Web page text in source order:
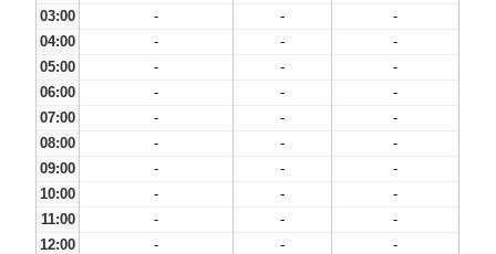
03:00
- -
-
04:00
- -
-
05:00
- -
-
06:00
- -
-
07:00
- -
-
08:00
- -
-
09:00
- -
-
10:00
- -
-
11:00
- -
-
12:00
- -
-